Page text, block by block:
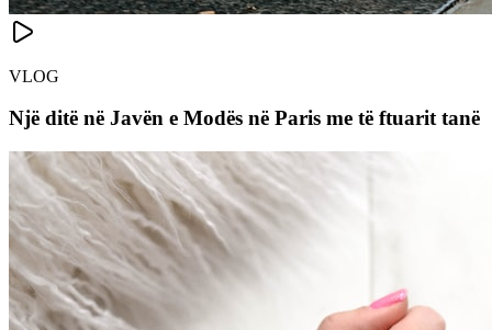
VLOG
Një ditë në Javën e Modës në Paris me të ftuarit tanë